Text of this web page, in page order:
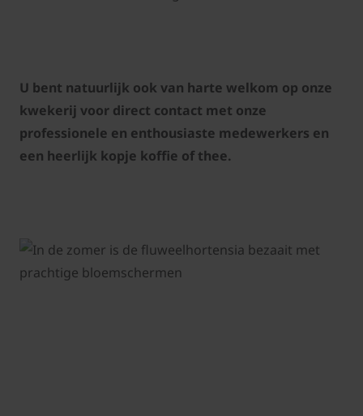
U bent natuurlijk ook van harte welkom op onze
kwekerij voor direct contact met onze
professionele en enthousiaste medewerkers en
een heerlijk kopje koffie of thee.